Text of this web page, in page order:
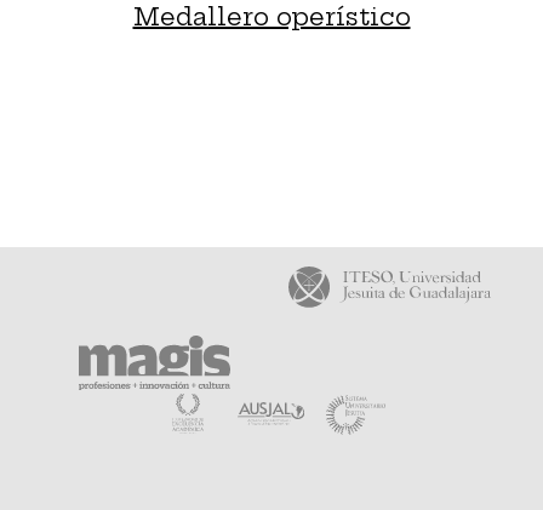
Medallero operístico